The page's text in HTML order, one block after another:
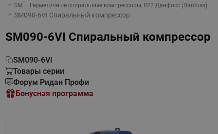
SM — Герметичные спиральные компрессоры, R22 Данфосс (Danfoss)
SM090-6VI Спиральный компрессор
SM090-6VI Спиральный компрессор
SM090-6VI
Товары серии
Форум Ридан Профи
Бонусная программа